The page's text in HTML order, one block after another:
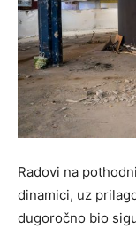
Radovi na
dinamici, uz
dugoročno bio